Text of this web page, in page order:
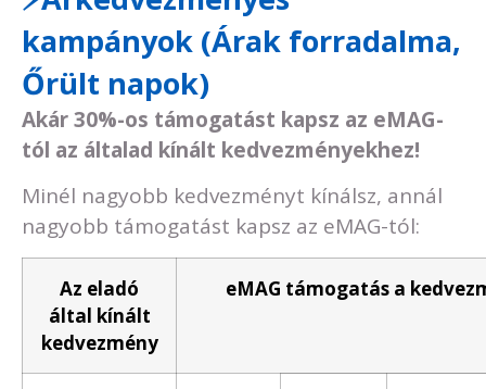
kampányok (Árak forradalma,
Őrült napok)
Akár 30%-os támogatást kapsz az eMAG-
tól az általad kínált kedvezményekhez!
Minél nagyobb kedvezményt kínálsz, annál
nagyobb támogatást kapsz az eMAG-tól:
Az eladó
által kínált
kedvezmény
eMAG támogatás a